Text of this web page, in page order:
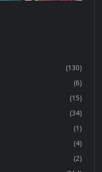
(130)
(6)
(15)
(34)
(1)
(4)
(2)